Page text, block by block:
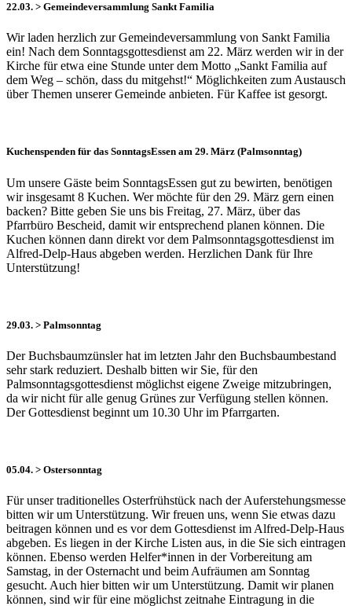
22.03. > Gemeindeversammlung Sankt Familia
Wir laden herzlich zur Gemeindeversammlung von Sankt Familia
ein! Nach dem Sonntagsgottesdienst am 22. März werden wir in der
Kirche für etwa eine Stunde unter dem Motto „Sankt Familia auf
dem Weg – schön, dass du mitgehst!“ Möglichkeiten zum Austausch
über Themen unserer Gemeinde anbieten. Für Kaffee ist gesorgt.
Kuchenspenden für das SonntagsEssen am 29. März (Palmsonntag)
Um unsere Gäste beim SonntagsEssen gut zu bewirten, benötigen
wir insgesamt 8 Kuchen. Wer möchte für den 29. März gern einen
backen? Bitte geben Sie uns bis Freitag, 27. März, über das
Pfarrbüro Bescheid, damit wir entsprechend planen können. Die
Kuchen können dann direkt vor dem Palmsonntagsgottesdienst im
Alfred-Delp-Haus abgeben werden. Herzlichen Dank für Ihre
Unterstützung!
29.03. > Palmsonntag
Der Buchsbaumzünsler hat im letzten Jahr den Buchsbaumbestand
sehr stark reduziert. Deshalb bitten wir Sie, für den
Palmsonntagsgottesdienst möglichst eigene Zweige mitzubringen,
da wir nicht für alle genug Grünes zur Verfügung stellen können.
Der Gottesdienst beginnt um 10.30 Uhr im Pfarrgarten.
05.04. > Ostersonntag
Für unser traditionelles Osterfrühstück nach der Auferstehungsmesse
bitten wir um Unterstützung. Wir freuen uns, wenn Sie etwas dazu
beitragen können und es vor dem Gottesdienst im Alfred-Delp-Haus
abgeben. Es liegen in der Kirche Listen aus, in die Sie sich eintragen
können. Ebenso werden Helfer*innen in der Vorbereitung am
Samstag, in der Osternacht und beim Aufräumen am Sonntag
gesucht. Auch hier bitten wir um Unterstützung. Damit wir planen
können, sind wir für eine möglichst zeitnahe Eintragung in die